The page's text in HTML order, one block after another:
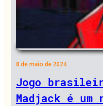
8 de maio de 2024
Jogo
Madjack é um